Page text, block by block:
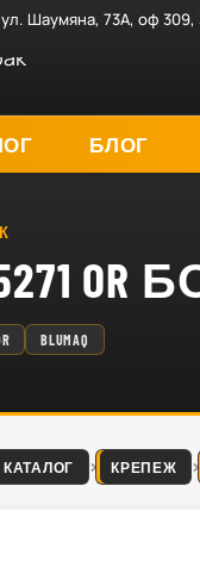
ул. Шаумяна, 73А, оф 309,
БЛОГ
OR
BLUMAQ
КАТАЛОГ КРЕПЕЖ